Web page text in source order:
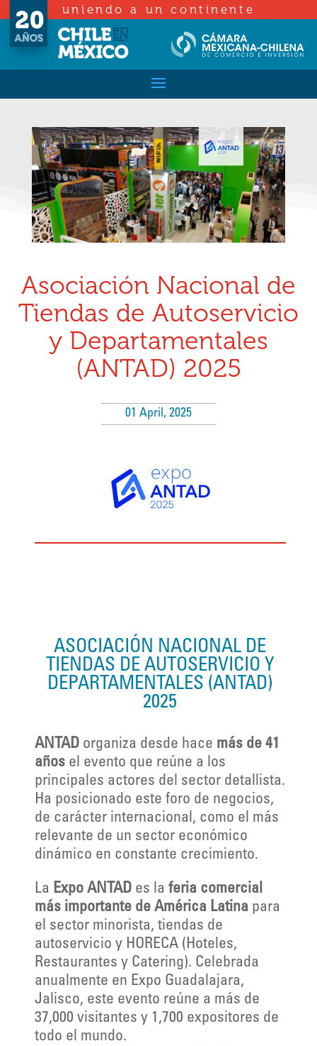
uniendo a un continente
Asociación Nacional de
Tiendas de Autoservicio
y Departamentales
(ANTAD) 2025
01 April, 2025
ASOCIACIÓN NACIONAL DE
TIENDAS DE AUTOSERVICIO Y
DEPARTAMENTALES (ANTAD)
2025
ANTADorganiza desde hace más de 41
añosel evento que reúne a los
principales actores del sector detallista.
Ha posicionado este foro de negocios,
de carácter internacional, como el más
relevante de un sector económico
dinámico en constante crecimiento.
La Expo ANTADes la feria comercial
más importante de América Latinapara
el sector minorista, tiendas de
autoservicio y HORECA (Hoteles,
Restaurantes y Catering). Celebrada
anualmente en Expo Guadalajara,
Jalisco, este evento reúne a más de
37,000 visitantes y 1,700 expositores de
todo el mundo.